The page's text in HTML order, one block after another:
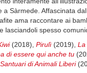
Sàrmede. Affascinata
ama raccontare ai
lasciandoli spesso
(2018), Pirulì (2019), La
di essere qui anche tu
Santuari di Animali Liberi